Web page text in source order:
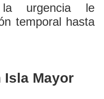
la urgencia le
temporal hasta
Isla Mayor